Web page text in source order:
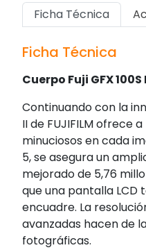
Ficha Técnica
Ficha Técnica
Cuerpo Fuji GFX
Continuando con la
II de FUJIFILM ofrece
minuciosos en cada
5, se asegura un
mejorado de 5,76
que una pantalla LCD
encuadre. La
avanzadas hacen de
fotográficas.